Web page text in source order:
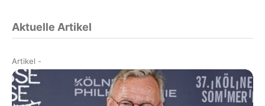
Aktuelle Artikel
Artikel -